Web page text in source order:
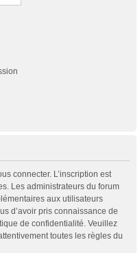
connecter. L’inscription est
Les administrateurs du forum
aux utilisateurs
d’avoir pris connaissance de
de confidentialité. Veuillez
toutes les règles du